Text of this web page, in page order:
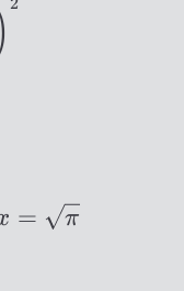
= π